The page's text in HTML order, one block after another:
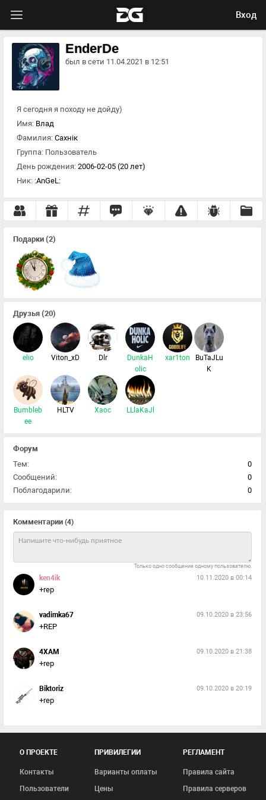
Вход
Я сегодня я походу не дойду)
Имя: Влад
Фамилия: Сахнік
Группа: Пользователь
День рождения: 2006-02-05 (20 лет)
Ник: :AnGeL:
EnderDe
был в сети 11.04.2021 в 12:51
Комментарии (4)
Только одно сообщение одному пользователю.
ken4ik 10.11.2020 в 00:14
+rep
vadimka67 09.10.2020 в 23:56
+REP
4XAM 09.10.2020 в 21:38
+rep
Biktoriz 09.10.2020 в 20:19
+rep
Подарки (2)
Друзья (20)
elio Viton_xD Dlr
DunkaH
olic
xar1ton
BuTaJLu
K
Bumbleb
ee
HLTV Xaoc LLlaKaJl
Форум
Тем:
0
Сообщений:
0
Поблагодарили:
0
О ПРОЕКТЕ
Контакты
Пользователи
ПРИВИЛЕГИИ
Варианты оплаты
Цены
РЕГЛАМЕНТ
Правила сайта
Правила серверов